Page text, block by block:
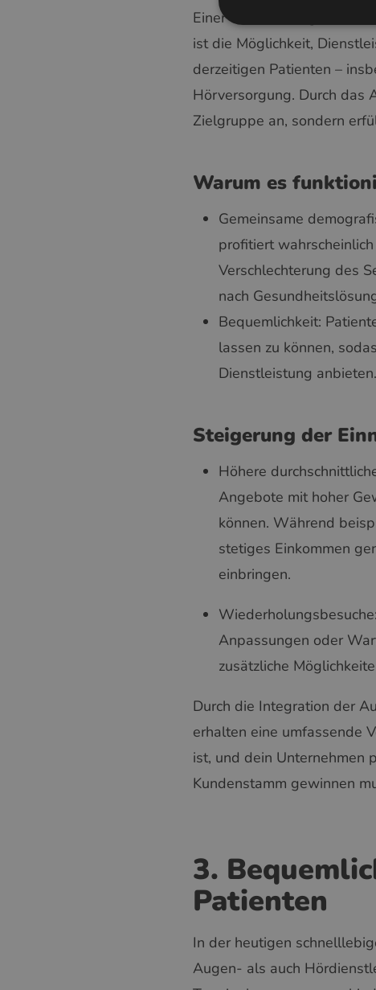
Einer der
ist die Möglichkeit,
derzeitigen Patienten –
Hörversorgung. Durch das
Zielgruppe an, sondern
Warum es
Gemeinsame
profitiert
Verschlechterung des
nach
Bequemlichkeit:
lassen zu können,
Dienstleistung anbieten.
Steigerung der
Höhere
Angebote mit hoher
können. Während
stetiges Einkommen
einbringen.
Anpassungen oder
zusätzliche
Durch die Integration der
erhalten eine umfassende
ist, und dein Unternehmen
Kundenstamm gewinnen
3.
Patienten
In der heutigen
Augen- als auch